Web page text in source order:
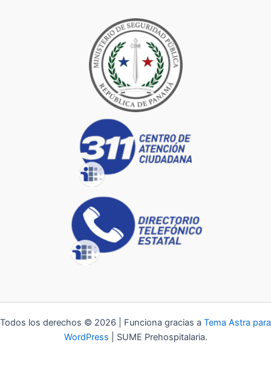
Todos los derechos © 2026 | Funciona gracias a Tema Astra para
WordPress | SUME Prehospitalaria.